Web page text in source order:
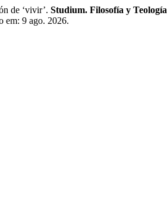
de ‘vivir’. Studium. Filosofía y Teología
em: 9 ago. 2026.